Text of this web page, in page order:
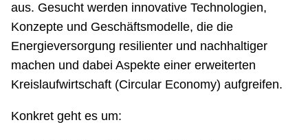
aus. Gesucht werden innovative Technologien,
Konzepte und Geschäftsmodelle, die die
Energieversorgung resilienter und nachhaltiger
machen und dabei Aspekte einer erweiterten
Kreislaufwirtschaft (Circular Economy) aufgreifen.
Konkret geht es um: